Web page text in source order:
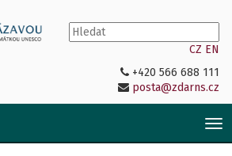
CZ EN
+420 566 688 111
posta@zdarns.cz